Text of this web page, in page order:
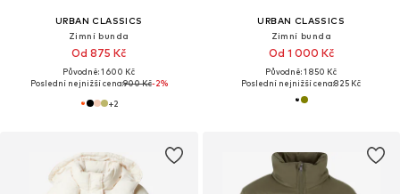
URBAN CLASSICS
Zimní bunda
Od 875 Kč
Původně: 1 600 Kč
Poslední nejnižší cena:900 Kč-2%
+2
URBAN CLASSICS
Zimní bunda
Od 1 000 Kč
Původně: 1 850 Kč
Poslední nejnižší cena:825 Kč